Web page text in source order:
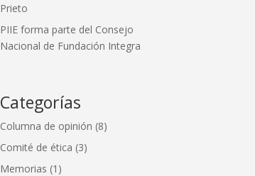
Prieto
PIIE forma parte del Consejo
Nacional de Fundación Integra
Categorías
Columna de opinión (8)
Comité de ética (3)
Memorias (1)